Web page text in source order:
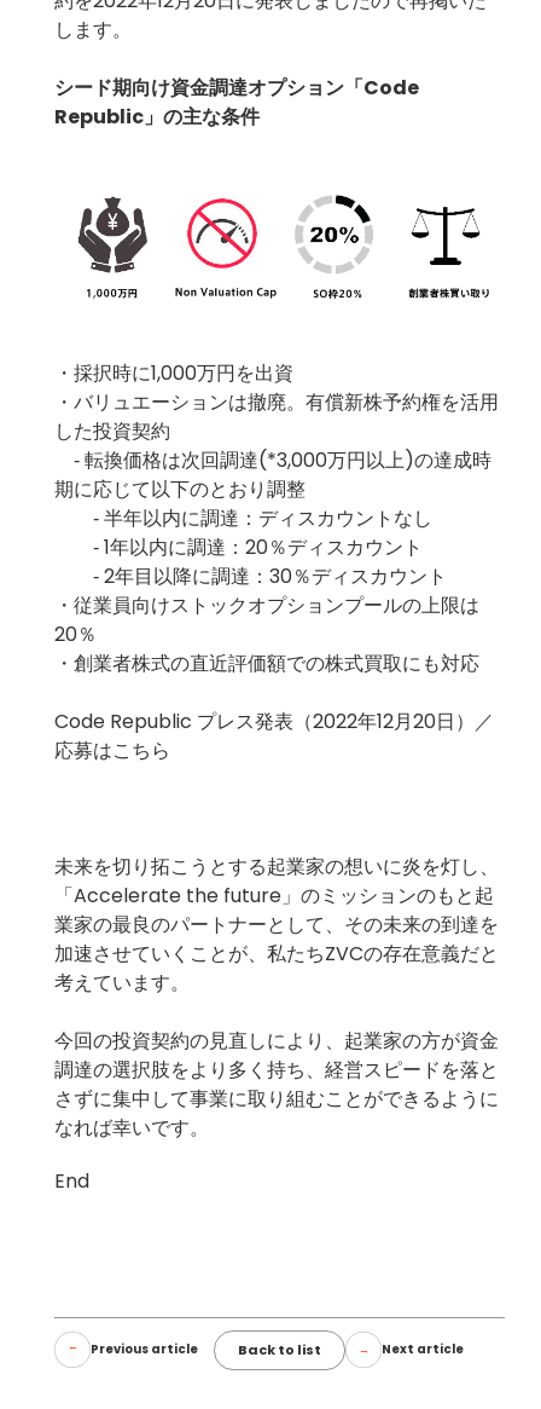
します。
シード期向け資金調達オプション「Code
Republic」の主な条件
・採択時に1,000万円を出資
・バリュエーションは撤廃。有償新株予約権を活用
した投資契約
‐ 転換価格は次回調達(*3,000万円以上)の達成時
期に応じて以下のとおり調整
‐ 半年以内に調達：ディスカウントなし
‐ 1年以内に調達：20％ディスカウント
‐ 2年目以降に調達：30％ディスカウント
・従業員向けストックオプションプールの上限は
20％
・創業者株式の直近評価額での株式買取にも対応
Code Republic プレス発表（2022年12月20日） ／
応募はこちら
未来を切り拓こうとする起業家の想いに炎を灯し、
「Accelerate the future」のミッションのもと起
業家の最良のパートナーとして、その未来の到達を
加速させていくことが、私たちZVCの存在意義だと
考えています。
今回の投資契約の見直しにより、起業家の方が資金
調達の選択肢をより多く持ち、経営スピードを落と
さずに集中して事業に取り組むことができるように
なれば幸いです。
End
Previous article Back to list Next article